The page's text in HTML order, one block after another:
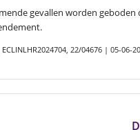
gevallen worden
22/04676 | 05-06-